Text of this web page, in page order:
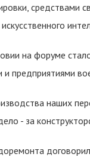
средствами
на форуме
и предприятиями
наших
- за